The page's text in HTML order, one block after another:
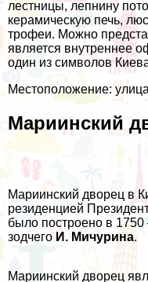
лестницы, лепнину
керамическую печь,
трофеи. Можно
является внутреннее
один из символов
Местоположение:
Мариинский
Мариинский дворец в
резиденцией
было построено в 1750
зодчегоИ. Мичурина.
Мариинский дворец